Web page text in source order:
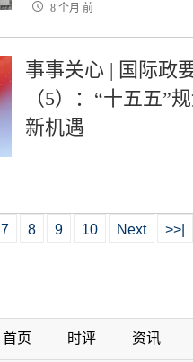
8 个月 前
事事关心 | 国际政
（5）：“十五五”
新机遇
7 8 9 10 Next >>|
首页 时评 资讯